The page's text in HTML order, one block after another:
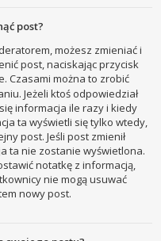
post?
możesz zmieniać i
post, naciskając przycisk
Czasami można to zrobić
Jeżeli ktoś odpowiedział
informacja ile razy i kiedy
ta wyświetli się tylko wtedy,
post. Jeśli post zmienił
ta nie zostanie wyświetlona.
notatkę z informacją,
nie mogą usuwać
nowy post.